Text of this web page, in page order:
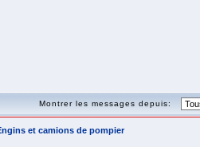
Montrer les messages depuis:
et camions de pompier